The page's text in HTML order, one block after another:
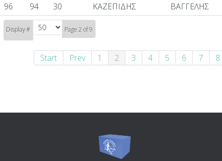
Display # Page 2 of 9
Start Prev 1 2 3 4 5 6 7 8
96
94 30 ΚΑΖΕΠΙΔΗΣ ΒΑΓΓΕΛΗΣ